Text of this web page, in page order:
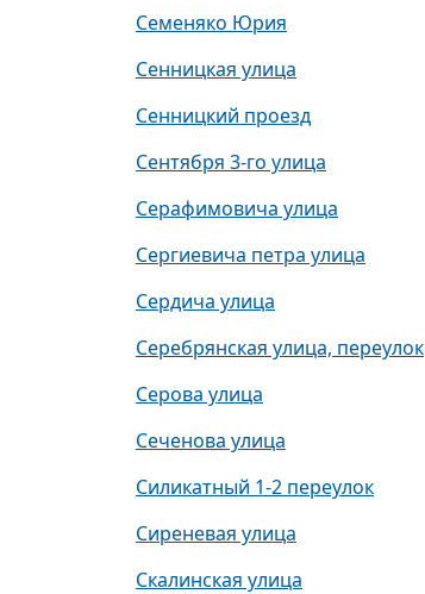
Семеняко Юрия
Сенницкая улица
Сенницкий проезд
Сентября 3-го улица
Серафимовича улица
Сергиевича петра улица
Сердича улица
Серебрянская улица, переулок
Серова улица
Сеченова улица
Силикатный 1-2 переулок
Сиреневая улица
Скалинская улица